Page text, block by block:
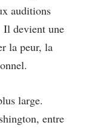
auditions
Il devient une
la peur, la
large.
entre